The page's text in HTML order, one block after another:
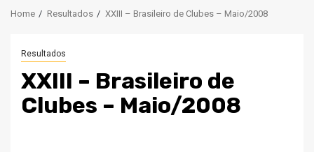
Home Resultados XXIII – Brasileiro de Clubes – Maio/2008
Resultados
XXIII – Brasileiro de
Clubes – Maio/2008